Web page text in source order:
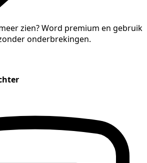
zien?Word premium en gebruik
onderbrekingen.